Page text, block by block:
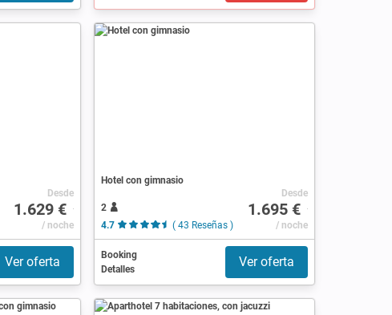
Desde
1.629 €
/ noche
Ver oferta
Hotel con gimnasio
2
4.7
( 43 Reseñas )
Desde
1.695 €
/ noche
Booking
Detalles
Ver oferta